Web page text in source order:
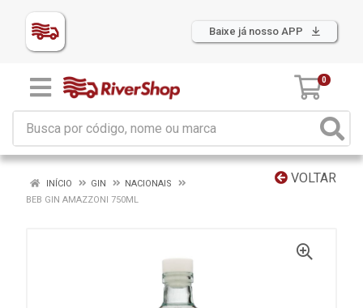
Baixe já nosso APP
0
VOLTAR
INÍCIO GIN
NACIONAIS
BEB GIN AMAZZONI 750ML